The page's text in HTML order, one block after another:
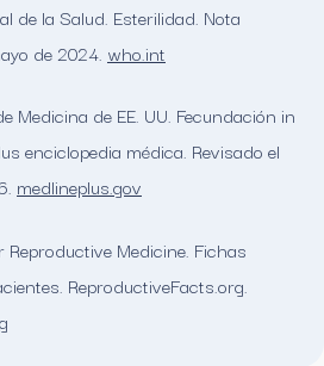
de la Salud. Esterilidad. Nota
de 2024. who.int
Medicina de EE. UU. Fecundación in
enciclopedia médica. Revisado el
medlineplus.gov
Medicine. Fichas
ReproductiveFacts.org.